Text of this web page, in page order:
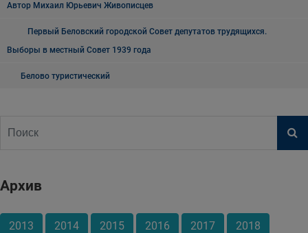
Автор Михаил Юрьевич Живописцев
Первый Беловский городской Совет депутатов трудящихся.
Выборы в местный Совет 1939 года
Белово туристический
Архив
2013 2014 2015 2016 2017 2018